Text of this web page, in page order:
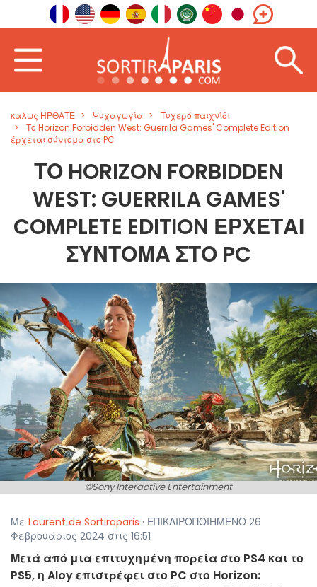
καλως ΗΡΘΑΤΕ Ψυχαγωγία
Τυχερό παιχνίδι
Το Horizon Forbidden West: Guerrila Games' Complete Edition
έρχεται σύντομα στο PC
ΤΟ HORIZON FORBIDDEN
WEST: GUERRILA GAMES'
COMPLETE EDITION ΈΡΧΕΤΑΙ
ΣΎΝΤΟΜΑ ΣΤΟ PC
©Sony Interactive Entertainment
Με Laurent de Sortiraparis · ΕΠΙΚΑΙΡΟΠΟΙΗΜΕΝΟ 26
Φεβρουάριος 2024 στις 16:51
Μετά από μια επιτυχημένη πορεία στο PS4 και το
PS5, η Aloy επιστρέφει στο PC στο Horizon: